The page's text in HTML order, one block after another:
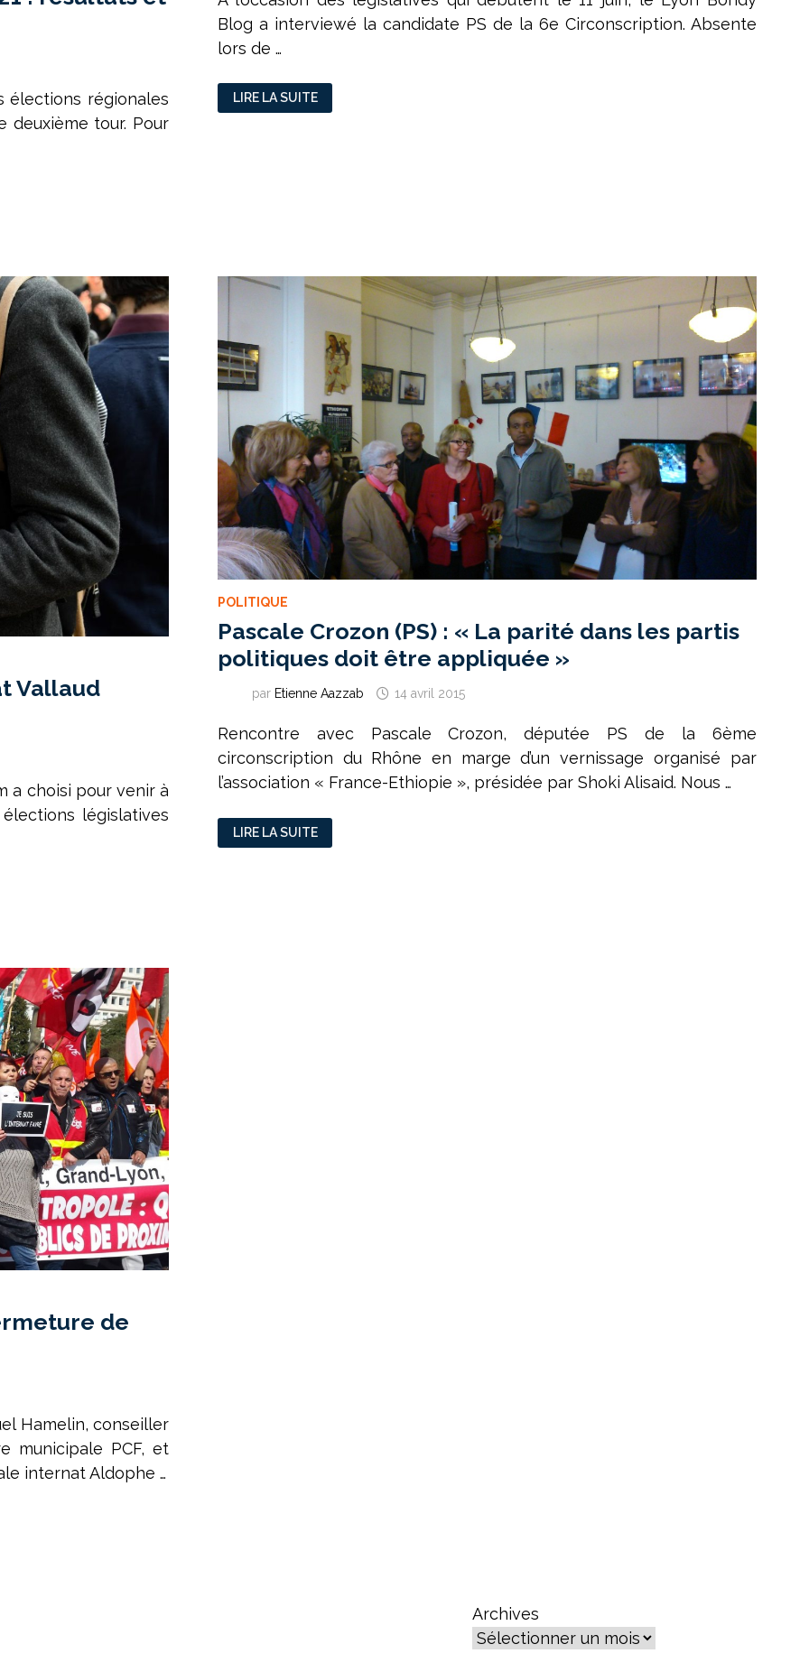
élections régionales
deuxième tour. Pour
Blog a interviewé la candidate PS de la 6e Circonscription. Absente
lors de …
NAJAT
VALLAUD-
BELKACEM
LIRE LA SUITE
Vallaud
a choisi pour venir à
législatives
POLITIQUE
Pascale Crozon (PS) : « La parité dans les partis
politiques doit être appliquée »
par Etienne Aazzab 14 avril 2015
Rencontre avec Pascale Crozon, députée PS de la 6ème
circonscription du Rhône en marge d’un vernissage organisé par
l’association « France-Ethiopie », présidée par Shoki Alisaid. Nous …
PASCALE
CROZON
(PS) :
LIRE LA SUITE
de
Hamelin, conseiller
municipale PCF, et
internat Aldophe …
Archives